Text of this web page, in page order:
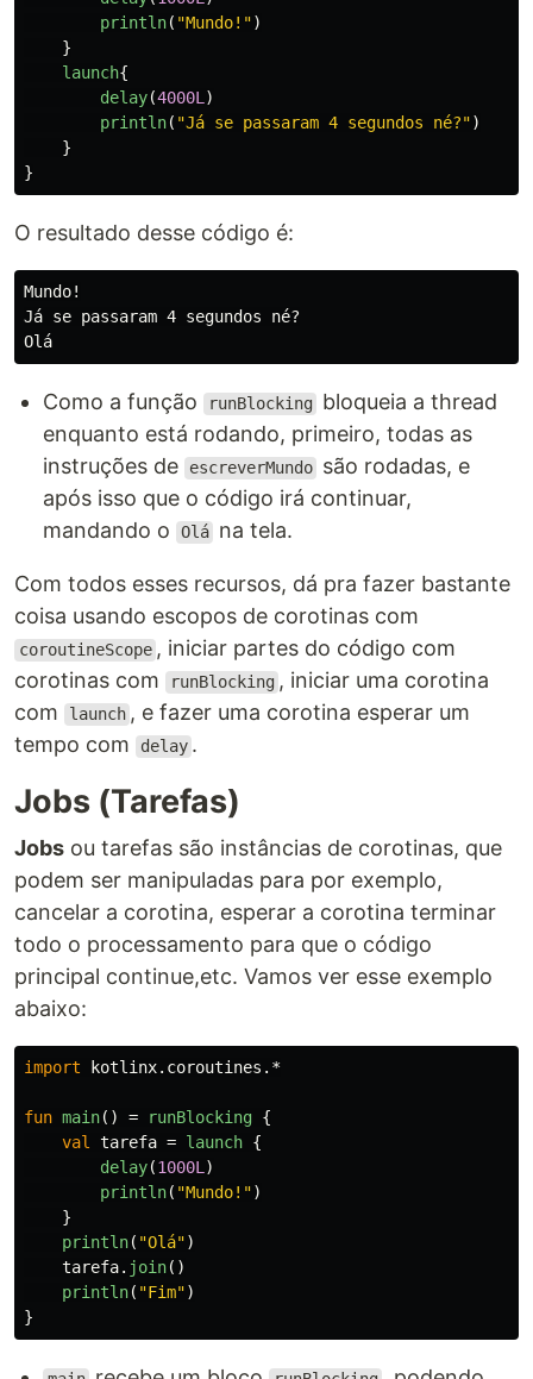
println( "Mundo!")
}
launch{
delay(4000L)
println( "Já se passaram 4 segundos né?")
}
}
O resultado desse código é:
Mundo!
Já se passaram 4 segundos né?
Como a função runBlocking
bloqueia a thread
enquanto está rodando, primeiro, todas as
instruções de
escreverMundo são rodadas, e
após isso que o código irá continuar,
mandando o
Olá na tela.
Com todos esses recursos, dá pra fazer bastante
coisa usando escopos de corotinas com
coroutineScope , iniciar partes do código com
corotinas com
runBlocking , iniciar uma corotina
com
launch , e fazer uma corotina esperar um
tempo com
delay .
Jobs (Tarefas)
Jobs ou tarefas são instâncias de corotinas, que
podem ser manipuladas para por exemplo,
cancelar a corotina, esperar a corotina terminar
todo o processamento para que o código
principal continue,etc. Vamos ver esse exemplo
abaixo:
import kotlinx.coroutines.*
fun main() = runBlocking {
val tarefa = launch {
delay(1000L)
println( "Mundo!")
}
println( "Olá")
tarefa. join()
println( "Fim")
}